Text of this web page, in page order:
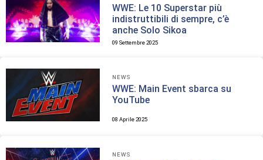
WWE: Le 10 Superstar più
indistruttibili di sempre, c’è
anche Solo Sikoa
09 Settembre 2025
NEWS
WWE: Main Event sbarca su
YouTube
08 Aprile 2025
NEWS